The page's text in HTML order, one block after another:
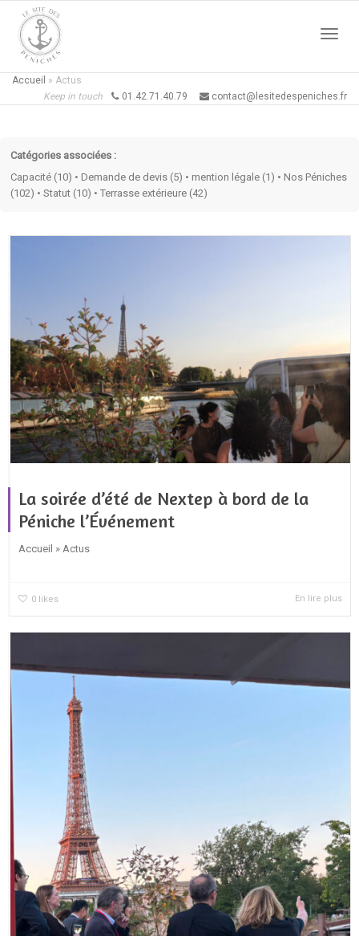
Accueil » Actus
Keep in touch
01.42.71.40.79 contact@lesitedespeniches.fr
Catégories associées :
Capacité (10) • Demande de devis (5) • mention légale (1) • Nos Péniches
(102) • Statut (10) • Terrasse extérieure (42)
La soirée d’été de Nextep à bord de la
Péniche l’Événement
Accueil » Actus
0 likes En lire plus